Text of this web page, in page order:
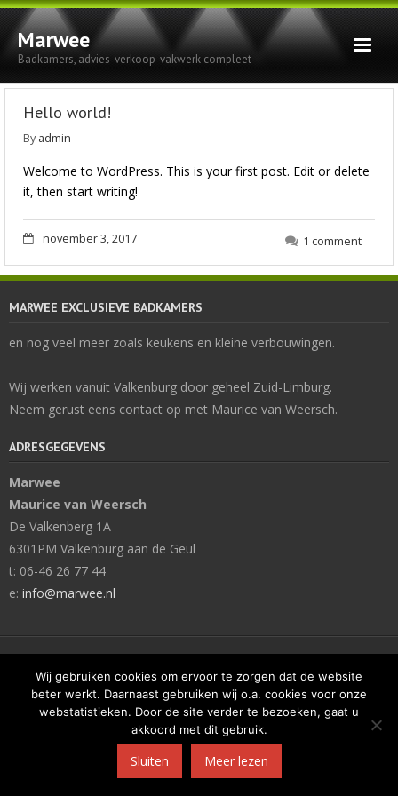
Marwee
Badkamers, advies-verkoop-vakwerk compleet
Badkamers
Keukens
Privacy Statement
Hello world!
By admin
Welcome to WordPress. This is your first post. Edit or delete
it, then start writing!
november 3, 2017 1 comment
MARWEE EXCLUSIEVE BADKAMERS
en nog veel meer zoals keukens en kleine verbouwingen.
Wij werken vanuit Valkenburg door geheel Zuid-Limburg.
Neem gerust eens contact op met Maurice van Weersch.
ADRESGEGEVENS
Marwee
Maurice van Weersch
De Valkenberg 1A
6301PM Valkenburg aan de Geul
t: 06-46 26 77 44
e: info@marwee.nl
Wij gebruiken cookies om ervoor te zorgen dat de website
beter werkt. Daarnaast gebruiken wij o.a. cookies voor onze
webstatistieken. Door de site verder te bezoeken, gaat u
akkoord met dit gebruik.
Sluiten Meer lezen